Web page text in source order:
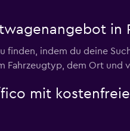
in
indem du deine
Fahrzeugtyp, dem Ort und
mit